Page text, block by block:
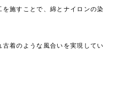
施すことで、綿とナイロンの染
着のような⾵合いを実現してい